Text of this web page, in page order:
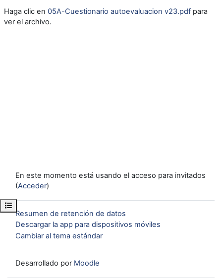
Abrir índice del curso
Haga clic en 05A-Cuestionario autoevaluacion v23.pdf para
ver el archivo.
En este momento está usando el acceso para invitados
(Acceder)
Resumen de retención de datos
Descargar la app para dispositivos móviles
Cambiar al tema estándar
Desarrollado por Moodle